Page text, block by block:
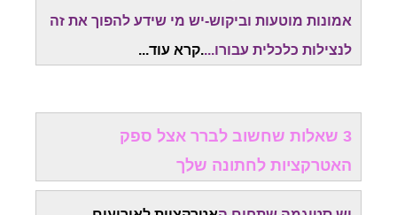
אמונות מוטעות וביקוש-יש מי שידע להפוך את זה
לנצילות כלכלית עבורו....קרא עוד...
3 שאלות שחשוב לברר אצל ספק
האטרקציות לחתונה שלך